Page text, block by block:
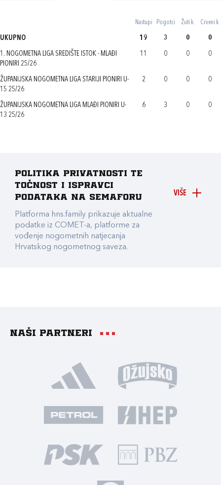
Nastupi Pogotci Žuti k. Crveni k.
UKUPNO 19 3 0 0
1. NOGOMETNA LIGA SREDIŠTE ISTOK - MLAĐI
PIONIRI 25/26
11 0 0 0
ŽUPANIJSKA NOGOMETNA LIGA STARIJI PIONIRI U-
15 25/26
2 0 0 0
ŽUPANIJSKA NOGOMETNA LIGA MLAĐI PIONIRI U-
13 25/26
6 3 0 0
VIŠE
Politika privatnosti te
točnost i ispravci
podataka na Semaforu
Platforma hns.family prikazuje aktualne
podatke iz COMET-a, platforme za
vođenje nogometnih natjecanja
Hrvatskog nogometnog saveza.
Naši partneri